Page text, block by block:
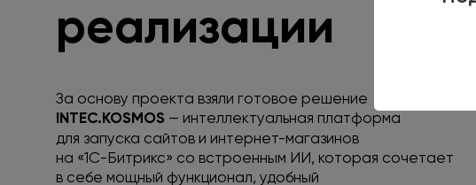
реализации
За основу проекта взяли готовое решение
INTEC.KOSMOS — интеллектуальная платформа
для запуска сайтов и интернет-магазинов
на «1С-Битрикс» со встроенным ИИ, которая сочетает
в себе мощный функционал, удобный